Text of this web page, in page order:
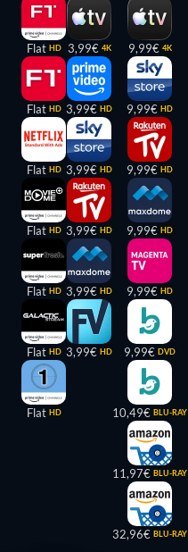
Flat HD
Flat HD
Flat HD
Flat HD
Flat HD
Flat HD
Flat HD
3,99€ 4K
3,99€ HD
3,99€ HD
3,99€ HD
3,99€ HD
3,99€ HD
9,99€ 4K
9,99€ HD
9,99€ HD
9,99€ HD
9,99€ HD
9,99€ DVD
10,49€ BLU-RAY
11,97€ BLU-RAY
32,96€ BLU-RAY